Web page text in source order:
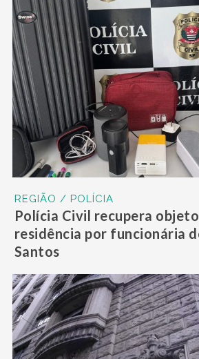
REGIÃO / POLÍCIA
Polícia Civil recupera
residência por funcionária
Santos